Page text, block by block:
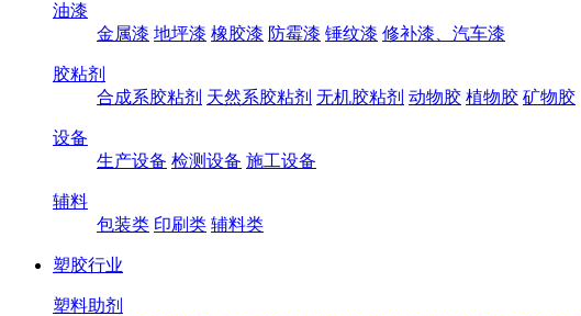
油漆
金属漆 地坪漆 橡胶漆 防霉漆 锤纹漆 修补漆、汽车漆
胶粘剂
合成系胶粘剂 天然系胶粘剂 无机胶粘剂 动物胶 植物胶 矿物胶
设备
生产设备 检测设备 施工设备
辅料
包装类 印刷类 辅料类
塑胶行业
塑料助剂